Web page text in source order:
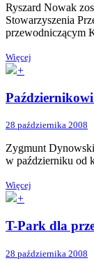
Ryszard Nowak
Stowarzyszenia
przewodniczącym
Więcej
+
28 października 2008
Zygmunt
w październiku od
Więcej
+
T-Park dla
28 października 2008